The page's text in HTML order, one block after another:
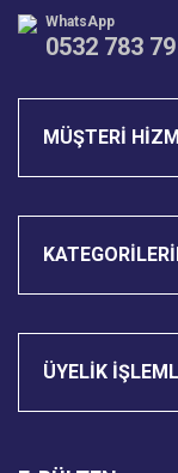
WhatsApp
0532 783
MÜŞTERİ
ÜYELİK